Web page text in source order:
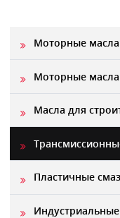
Моторные
Моторные
Масла для
Пластичные